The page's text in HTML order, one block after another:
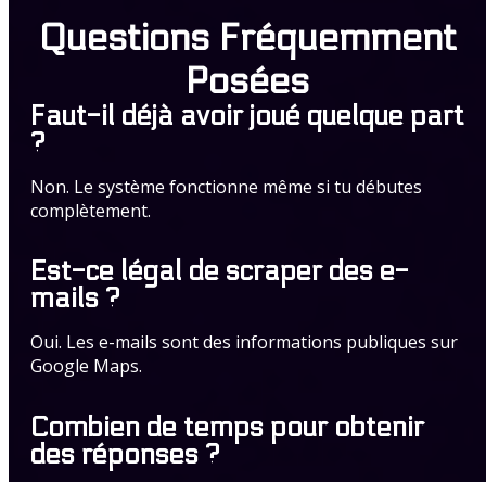
Questions Fréquemment
Posées
Faut-il déjà avoir joué quelque part
?
Non. Le système fonctionne même si tu débutes
complètement.
Est-ce légal de scraper des e-
mails ?
Oui. Les e-mails sont des informations publiques sur
Google Maps.
Combien de temps pour obtenir
des réponses ?